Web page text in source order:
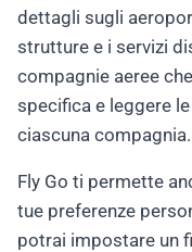
dettagli sugli
strutture e i servizi
compagnie aeree
specifica e leggere
ciascuna compagnia.
Fly Go ti permette
tue preferenze
potrai impostare un